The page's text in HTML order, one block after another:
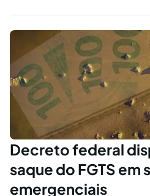
Decreto federal
saque do FGTS em
emergenciais